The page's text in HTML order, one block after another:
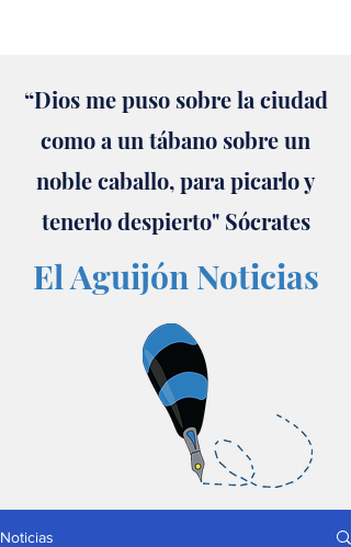
“Dios me puso sobre la ciudad
como a un tábano sobre un
noble caballo, para picarlo y
tenerlo despierto" Sócrates
El Aguijón Noticias
Noticias